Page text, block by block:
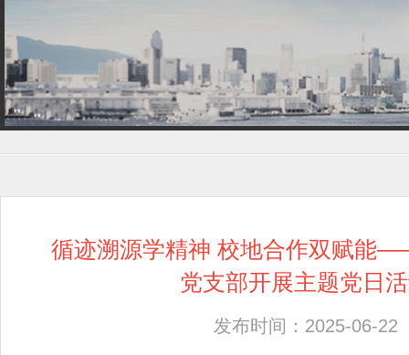
循迹溯源学精神 校地合作双赋能
党支部开展主题党日
发布时间：2025-06-22